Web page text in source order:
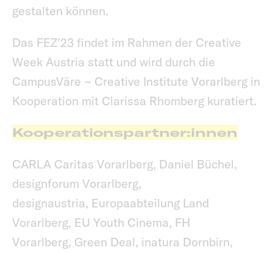
gestalten können.
Das FEZ’23 findet im Rahmen der Creative
Week Austria statt und wird durch die
CampusVäre – Creative Institute Vorarlberg in
Kooperation mit Clarissa Rhomberg kuratiert.
Kooperationspartner:innen
CARLA Caritas Vorarlberg, Daniel Büchel,
designforum Vorarlberg,
designaustria, Europaabteilung Land
Vorarlberg, EU Youth Cinema, FH
Vorarlberg, Green Deal, inatura Dornbirn,